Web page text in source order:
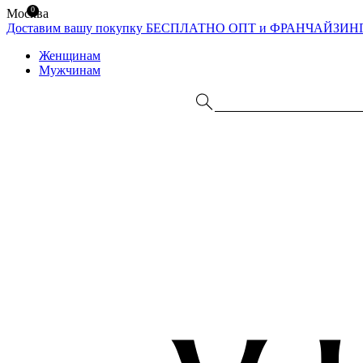
Москва
Доставим вашу покупку БЕСПЛАТНО ОПТ и
Женщинам
Мужчинам
0